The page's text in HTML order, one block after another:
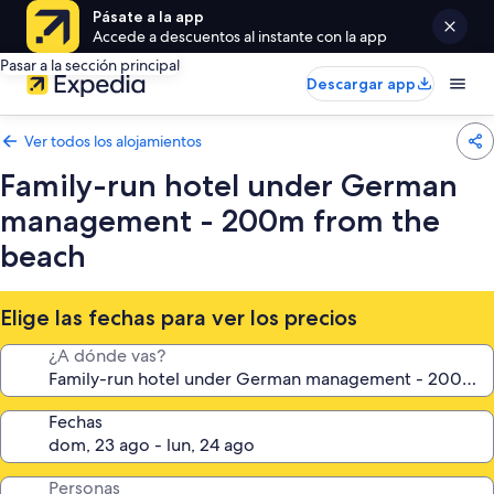
Pásate a la app
Accede a descuentos al instante con la app
Pasar a la sección principal
Descargar app
Ver todos los alojamientos
Family-run hotel under German
management - 200m from the
beach
Elige las fechas para ver los precios
¿A dónde vas?
Fechas
Personas